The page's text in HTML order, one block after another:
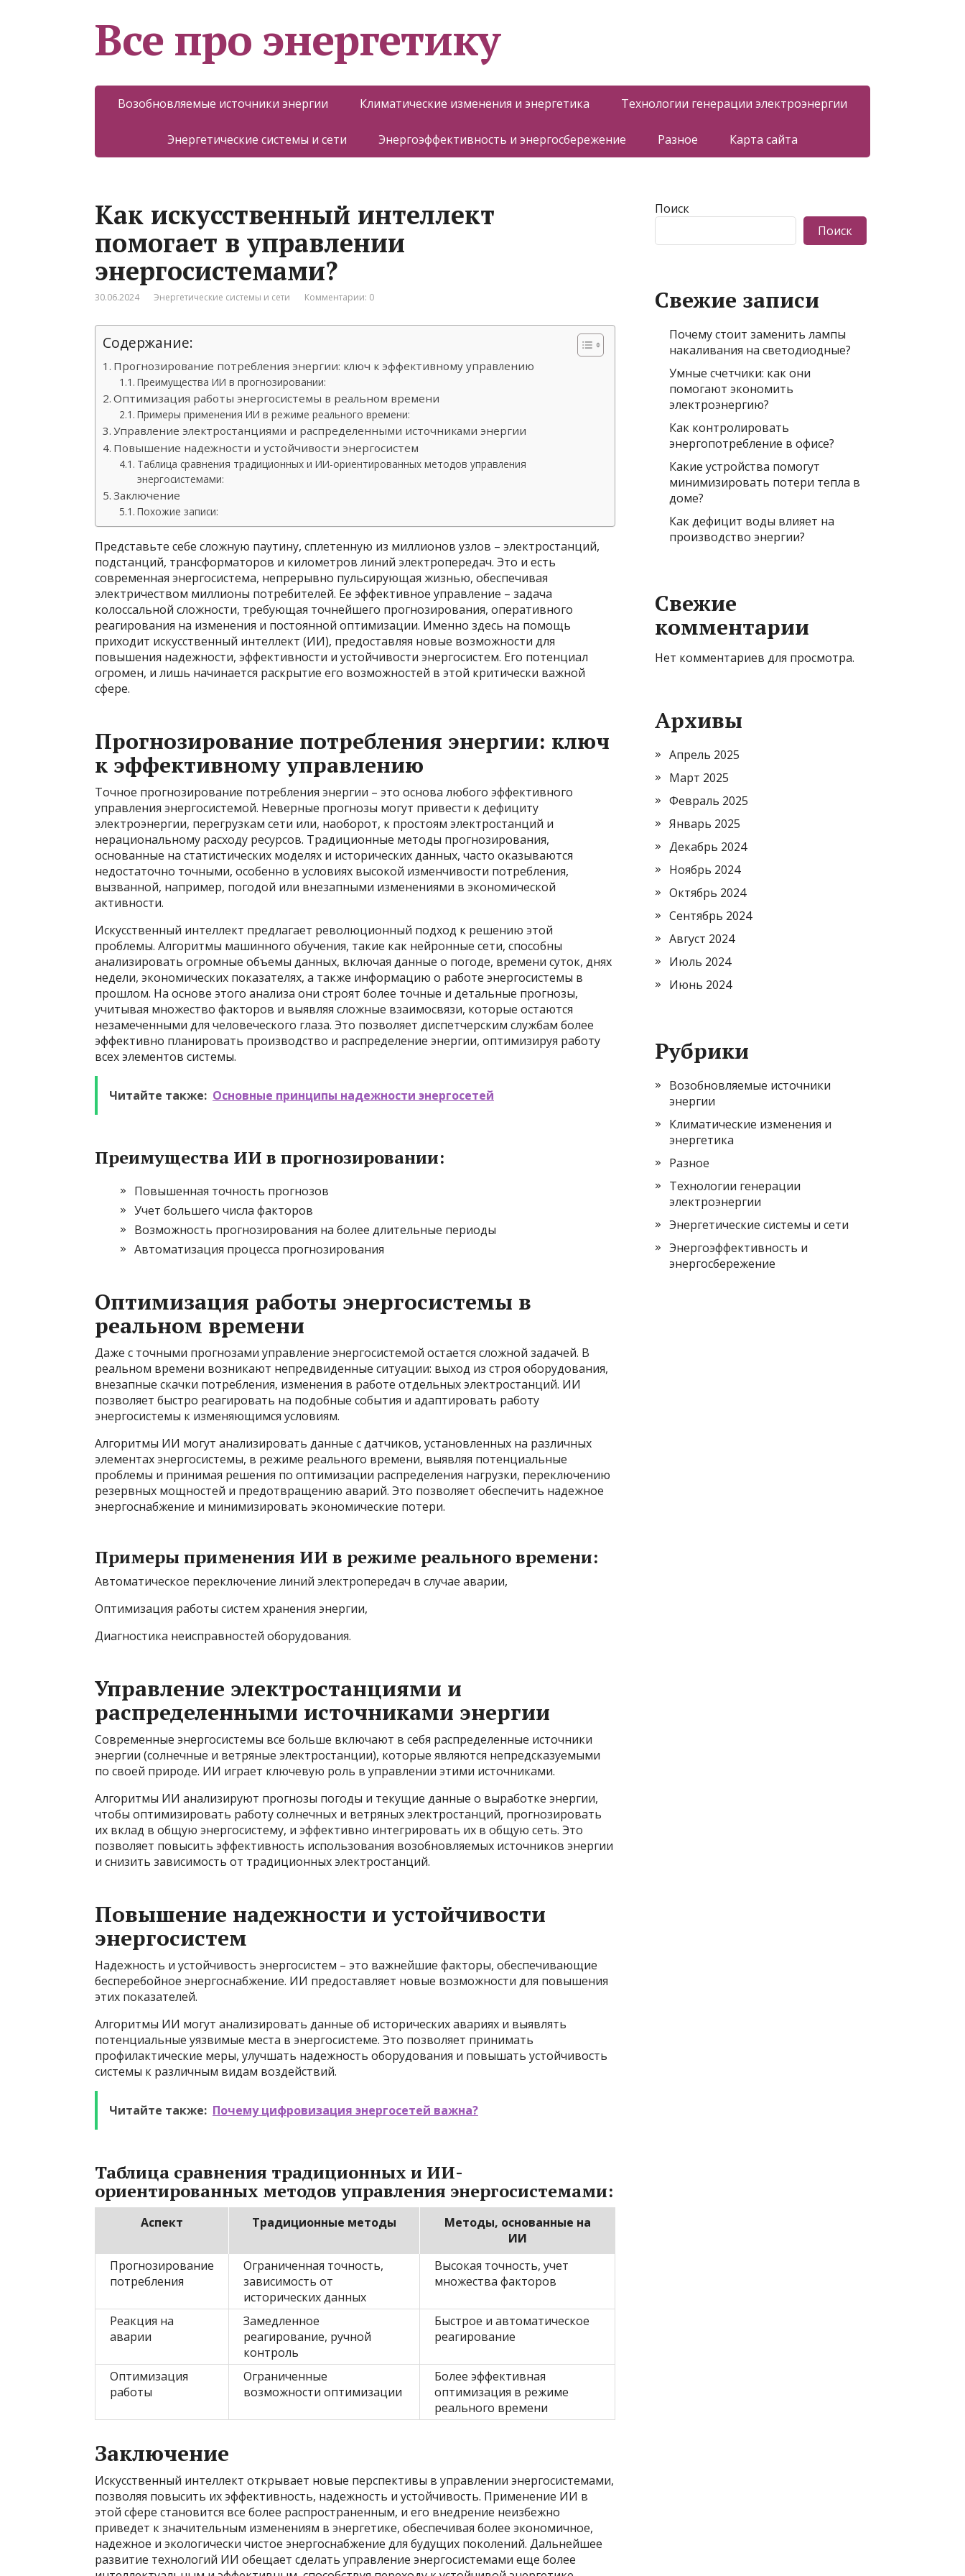
Все про энергетику
Возобновляемые источники энергии Климатические изменения и энергетика Технологии генерации электроэнергии
Энергетические системы и сети Энергоэффективность и энергосбережение Разное Карта сайта
Как искусственный интеллект
помогает в управлении
энергосистемами?
30.06.2024 Энергетические системы и сети Комментарии: 0
Содержание:
Прогнозирование потребления энергии: ключ к эффективному управлению
Преимущества ИИ в прогнозировании:
Оптимизация работы энергосистемы в реальном времени
Примеры применения ИИ в режиме реального времени:
Управление электростанциями и распределенными источниками энергии
Повышение надежности и устойчивости энергосистем
Таблица сравнения традиционных и ИИ-ориентированных методов управления
энергосистемами:
Заключение
Похожие записи:
Представьте себе сложную паутину, сплетенную из миллионов узлов – электростанций,
подстанций, трансформаторов и километров линий электропередач. Это и есть
современная энергосистема, непрерывно пульсирующая жизнью, обеспечивая
электричеством миллионы потребителей. Ее эффективное управление – задача
колоссальной сложности, требующая точнейшего прогнозирования, оперативного
реагирования на изменения и постоянной оптимизации. Именно здесь на помощь
приходит искусственный интеллект (ИИ), предоставляя новые возможности для
повышения надежности, эффективности и устойчивости энергосистем. Его потенциал
огромен, и лишь начинается раскрытие его возможностей в этой критически важной
сфере.
Прогнозирование потребления энергии: ключ
к эффективному управлению
Точное прогнозирование потребления энергии – это основа любого эффективного
управления энергосистемой. Неверные прогнозы могут привести к дефициту
электроэнергии, перегрузкам сети или, наоборот, к простоям электростанций и
нерациональному расходу ресурсов. Традиционные методы прогнозирования,
основанные на статистических моделях и исторических данных, часто оказываются
недостаточно точными, особенно в условиях высокой изменчивости потребления,
вызванной, например, погодой или внезапными изменениями в экономической
активности.
Искусственный интеллект предлагает революционный подход к решению этой
проблемы. Алгоритмы машинного обучения, такие как нейронные сети, способны
анализировать огромные объемы данных, включая данные о погоде, времени суток, днях
недели, экономических показателях, а также информацию о работе энергосистемы в
прошлом. На основе этого анализа они строят более точные и детальные прогнозы,
учитывая множество факторов и выявляя сложные взаимосвязи, которые остаются
незамеченными для человеческого глаза. Это позволяет диспетчерским службам более
эффективно планировать производство и распределение энергии, оптимизируя работу
всех элементов системы.
Читайте также: Основные принципы надежности энергосетей
Преимущества ИИ в прогнозировании:
Повышенная точность прогнозов
Учет большего числа факторов
Возможность прогнозирования на более длительные периоды
Автоматизация процесса прогнозирования
Оптимизация работы энергосистемы в
реальном времени
Даже с точными прогнозами управление энергосистемой остается сложной задачей. В
реальном времени возникают непредвиденные ситуации: выход из строя оборудования,
внезапные скачки потребления, изменения в работе отдельных электростанций. ИИ
позволяет быстро реагировать на подобные события и адаптировать работу
энергосистемы к изменяющимся условиям.
Алгоритмы ИИ могут анализировать данные с датчиков, установленных на различных
элементах энергосистемы, в режиме реального времени, выявляя потенциальные
проблемы и принимая решения по оптимизации распределения нагрузки, переключению
резервных мощностей и предотвращению аварий. Это позволяет обеспечить надежное
энергоснабжение и минимизировать экономические потери.
Примеры применения ИИ в режиме реального времени:
Автоматическое переключение линий электропередач в случае аварии,
Оптимизация работы систем хранения энергии,
Диагностика неисправностей оборудования.
Управление электростанциями и
распределенными источниками энергии
Современные энергосистемы все больше включают в себя распределенные источники
энергии (солнечные и ветряные электростанции), которые являются непредсказуемыми
по своей природе. ИИ играет ключевую роль в управлении этими источниками.
Алгоритмы ИИ анализируют прогнозы погоды и текущие данные о выработке энергии,
чтобы оптимизировать работу солнечных и ветряных электростанций, прогнозировать
их вклад в общую энергосистему, и эффективно интегрировать их в общую сеть. Это
позволяет повысить эффективность использования возобновляемых источников энергии
и снизить зависимость от традиционных электростанций.
Повышение надежности и устойчивости
энергосистем
Надежность и устойчивость энергосистем – это важнейшие факторы, обеспечивающие
бесперебойное энергоснабжение. ИИ предоставляет новые возможности для повышения
этих показателей.
Алгоритмы ИИ могут анализировать данные об исторических авариях и выявлять
потенциальные уязвимые места в энергосистеме. Это позволяет принимать
профилактические меры, улучшать надежность оборудования и повышать устойчивость
системы к различным видам воздействий.
Читайте также: Почему цифровизация энергосетей важна?
Таблица сравнения традиционных и ИИ-
ориентированных методов управления энергосистемами:
Аспект Традиционные методы
Методы, основанные на
ИИ
Прогнозирование
потребления
Ограниченная точность,
зависимость от
исторических данных
Высокая точность, учет
множества факторов
Реакция на
аварии
Замедленное
реагирование, ручной
контроль
Быстрое и автоматическое
реагирование
Оптимизация
работы
Ограниченные
возможности оптимизации
Более эффективная
оптимизация в режиме
реального времени
Заключение
Искусственный интеллект открывает новые перспективы в управлении энергосистемами,
позволяя повысить их эффективность, надежность и устойчивость. Применение ИИ в
этой сфере становится все более распространенным, и его внедрение неизбежно
приведет к значительным изменениям в энергетике, обеспечивая более экономичное,
надежное и экологически чистое энергоснабжение для будущих поколений. Дальнейшее
развитие технологий ИИ обещает сделать управление энергосистемами еще более
Поиск
Поиск
Свежие записи
Почему стоит заменить лампы
накаливания на светодиодные?
Умные счетчики: как они
помогают экономить
электроэнергию?
Как контролировать
энергопотребление в офисе?
Какие устройства помогут
минимизировать потери тепла в
доме?
Как дефицит воды влияет на
производство энергии?
Свежие
комментарии
Нет комментариев для просмотра.
Архивы
Апрель 2025
Март 2025
Февраль 2025
Январь 2025
Декабрь 2024
Ноябрь 2024
Октябрь 2024
Сентябрь 2024
Август 2024
Июль 2024
Июнь 2024
Рубрики
Возобновляемые источники
энергии
Климатические изменения и
энергетика
Разное
Технологии генерации
электроэнергии
Энергетические системы и сети
Энергоэффективность и
энергосбережение